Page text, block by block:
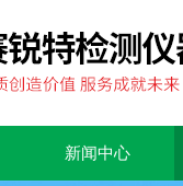
新闻中心